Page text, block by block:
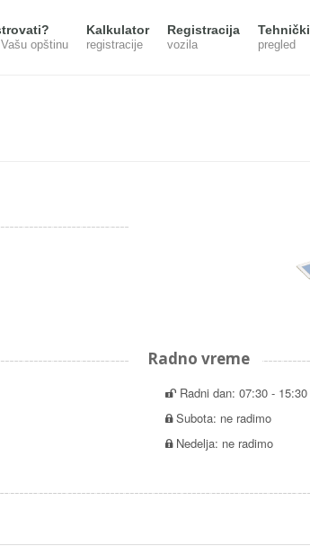
opštinu
Kalkulator
registracije
Registracija
vozila
Tehnički
pregled
Radno vreme
Radni dan: 07:30 - 15:30
Subota: ne radimo
Nedelja: ne radimo